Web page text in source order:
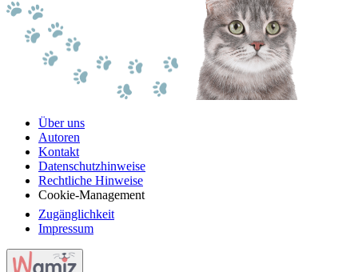
Über uns
Autoren
Kontakt
Datenschutzhinweise
Rechtliche Hinweise
Cookie-Management
Zugänglichkeit
Impressum